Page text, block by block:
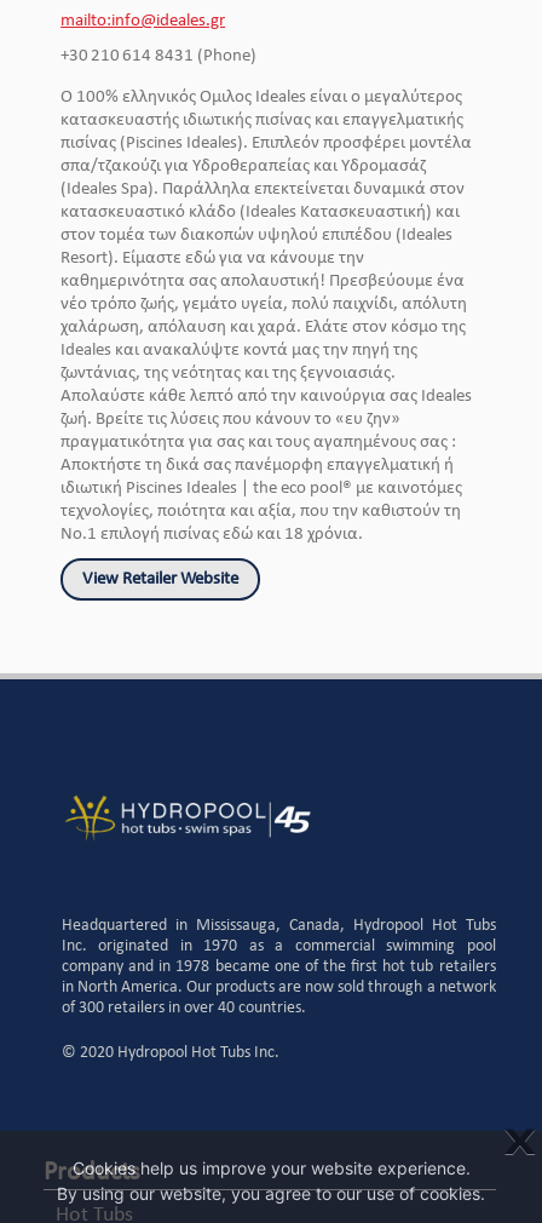
mailto:info@ideales.gr
+30 210 614 8431 (Phone)
Ο 100% ελληνικός Όμιλος Ideales είναι ο μεγαλύτερος
κατασκευαστής ιδιωτικής πισίνας και επαγγελματικής
πισίνας (Piscines Ideales). Επιπλεόν προσφέρει μοντέλα
σπα/τζακούζι για Υδροθεραπείας και Υδρομασάζ
(Ideales Spa). Παράλληλα επεκτείνεται δυναμικά στον
κατασκευαστικό κλάδο (Ideales Κατασκευαστική) και
στον τομέα των διακοπών υψηλού επιπέδου (Ideales
Resort). Είμαστε εδώ για να κάνουμε την
καθημερινότητα σας απολαυστική! Πρεσβεύουμε ένα
νέο τρόπο ζωής, γεμάτο υγεία, πολύ παιχνίδι, απόλυτη
χαλάρωση, απόλαυση και χαρά. Ελάτε στον κόσμο της
Ideales και ανακαλύψτε κοντά μας την πηγή της
ζωντάνιας, της νεότητας και της ξεγνοιασιάς.
Απολαύστε κάθε λεπτό από την καινούργια σας Ideales
ζωή. Βρείτε τις λύσεις που κάνουν το «ευ ζην»
πραγματικότητα για σας και τους αγαπημένους σας :
Αποκτήστε τη δικά σας πανέμορφη επαγγελματική ή
ιδιωτική Piscines Ideales | the eco pool® με καινοτόμες
τεχνολογίες, ποιότητα και αξία, που την καθιστούν τη
Νο.1 επιλογή πισίνας εδώ και 18 χρόνια.
View Retailer Website
Headquartered in Mississauga, Canada, Hydropool Hot Tubs
Inc. originated in 1970 as a commercial swimming pool
company and in 1978 became one of the first hot tub retailers
in North America. Our products are now sold through a network
of 300 retailers in over 40 countries.
© 2020 Hydropool Hot Tubs Inc.
Products
Hot Tubs
X
Cookies help us improve your website experience.
By using our website, you agree to our use of cookies.